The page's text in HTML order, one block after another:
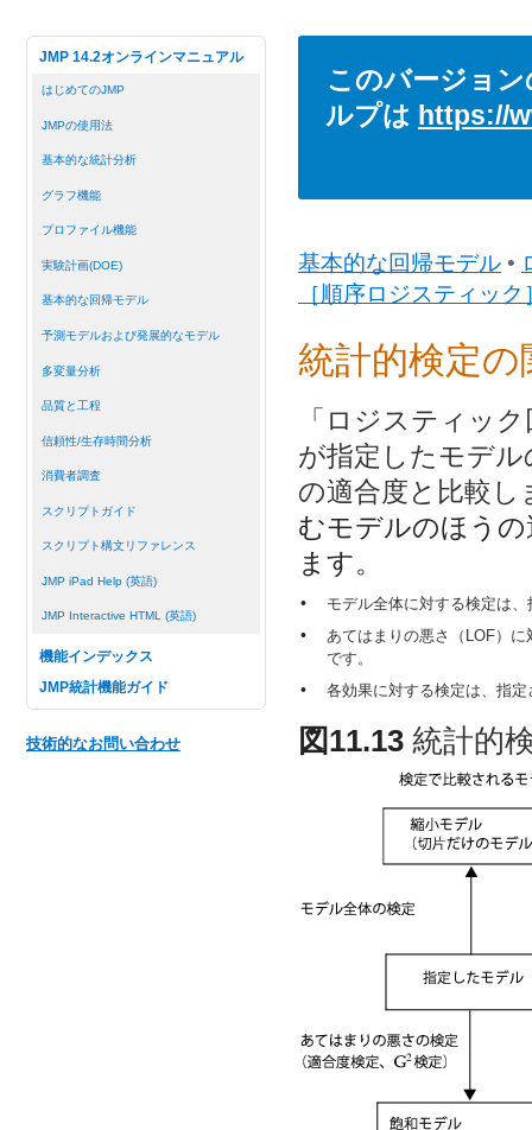
JMP 14.2オンラインマニュアル
はじめてのJMP
JMPの使用法
基本的な統計分析
グラフ機能
プロファイル機能
実験計画(DOE)
基本的な回帰モデル
予測モデルおよび発展的なモデル
多変量分析
品質と工程
信頼性/生存時間分析
消費者調査
スクリプトガイド
スクリプト構文リファレンス
JMP iPad Help (英語)
JMP Interactive HTML (英語)
機能インデックス
JMP統計機能ガイド
技術的なお問い合わせ
このバージョ
ルプは https://
基本的な回帰モデル •
［順序ロジスティッ
統計的検定の
「ロジスティッ
が指定したモデ
の適合度と比較し
むモデルのほう
ます。
• モデル全体に対する検定は
•
あてはまりの悪さ（LOF）
です。
• 各効果に対する検定は、指
図11.13 統計的